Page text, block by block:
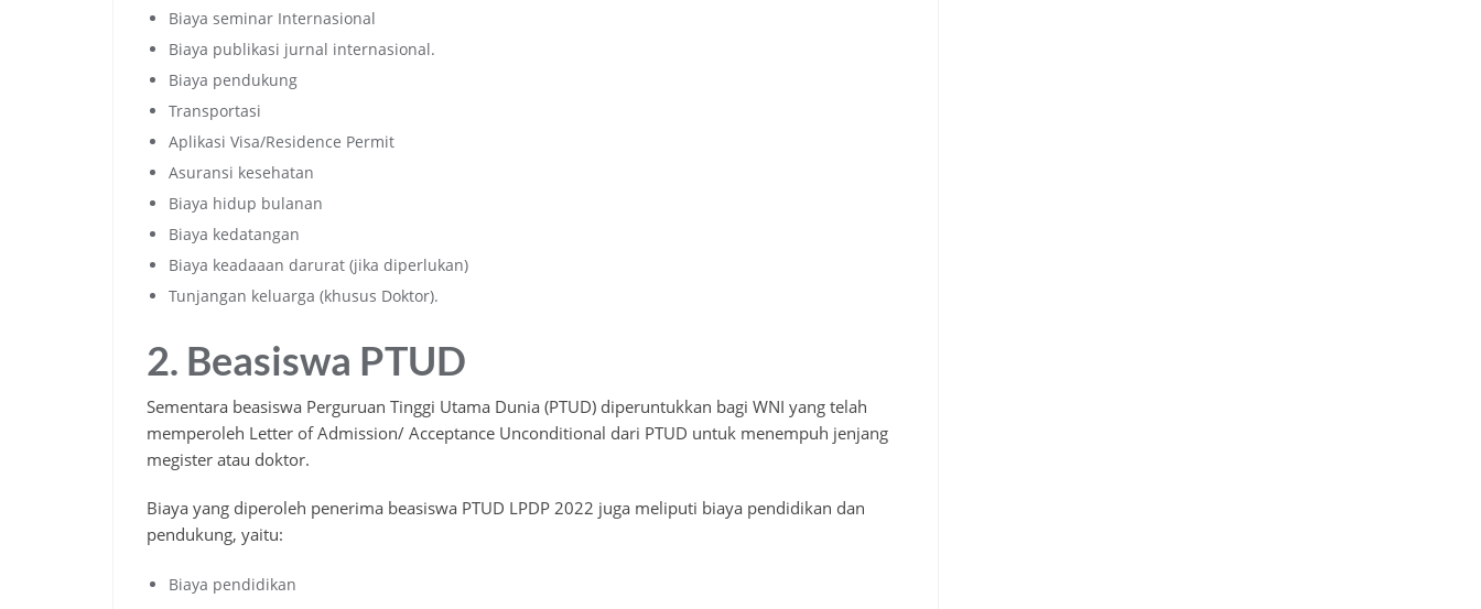
Biaya seminar Internasional
Biaya publikasi jurnal internasional.
Biaya pendukung
Transportasi
Aplikasi Visa/Residence Permit
Asuransi kesehatan
Biaya hidup bulanan
Biaya kedatangan
Biaya keadaaan darurat (jika diperlukan)
Tunjangan keluarga (khusus Doktor).
2. Beasiswa PTUD
Sementara beasiswa Perguruan Tinggi Utama Dunia (PTUD) diperuntukkan bagi WNI yang telah
memperoleh Letter of Admission/ Acceptance Unconditional dari PTUD untuk menempuh jenjang
megister atau doktor.
Biaya yang diperoleh penerima beasiswa PTUD LPDP 2022 juga meliputi biaya pendidikan dan
pendukung, yaitu:
Biaya pendidikan